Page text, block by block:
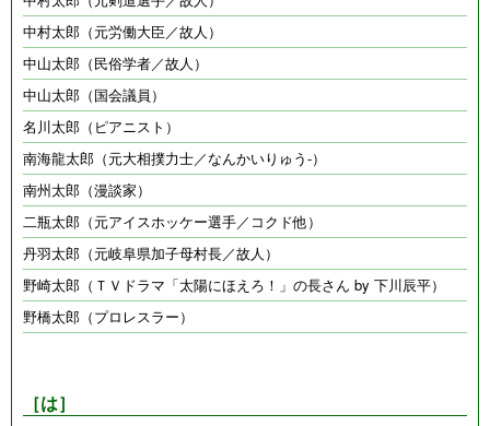
中村太郎（元労働大臣／故人）
中山太郎（民俗学者／故人）
中山太郎（国会議員）
名川太郎（ピアニスト）
南海龍太郎（元大相撲力士／なんかいりゅう-）
南州太郎（漫談家）
二瓶太郎（元アイスホッケー選手／コクド他）
丹羽太郎（元岐阜県加子母村長／故人）
野崎太郎（ＴＶドラマ「太陽にほえろ！」の長さん by 下川辰平）
野橋太郎（プロレスラー）
［は］